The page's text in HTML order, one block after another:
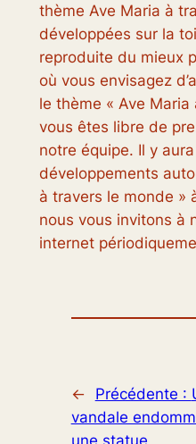
thème Ave Maria à
développées sur la
reproduite du mieux
où vous envisagez
le thème « Ave
vous êtes libre de
notre équipe. Il y
développements
à travers le monde »
nous vous invitons à
internet
← Précédente :
vandale
une statue